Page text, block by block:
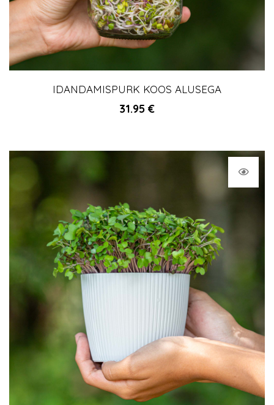
IDANDAMISPURK KOOS ALUSEGA
31.95 €